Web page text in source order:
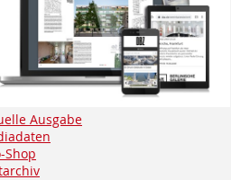
Ausgabe
Shop